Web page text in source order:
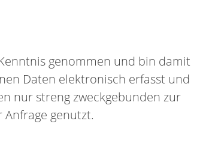
genommen und bin damit
Daten elektronisch erfasst und
nur streng zweckgebunden zur
genutzt.